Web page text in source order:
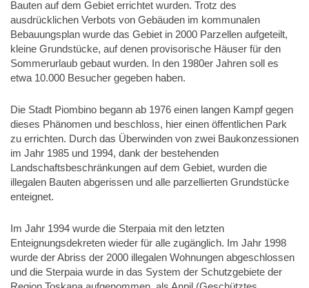
Bauten auf dem Gebiet errichtet wurden. Trotz des
ausdrücklichen Verbots von Gebäuden im kommunalen
Bebauungsplan wurde das Gebiet in 2000 Parzellen aufgeteilt,
kleine Grundstücke, auf denen provisorische Häuser für den
Sommerurlaub gebaut wurden. In den 1980er Jahren soll es
etwa 10.000 Besucher gegeben haben.
Die Stadt Piombino begann ab 1976 einen langen Kampf gegen
dieses Phänomen und beschloss, hier einen öffentlichen Park
zu errichten. Durch das Überwinden von zwei Baukonzessionen
im Jahr 1985 und 1994, dank der bestehenden
Landschaftsbeschränkungen auf dem Gebiet, wurden die
illegalen Bauten abgerissen und alle parzellierten Grundstücke
enteignet.
Im Jahr 1994 wurde die Sterpaia mit den letzten
Enteignungsdekreten wieder für alle zugänglich. Im Jahr 1998
wurde der Abriss der 2000 illegalen Wohnungen abgeschlossen
und die Sterpaia wurde in das System der Schutzgebiete der